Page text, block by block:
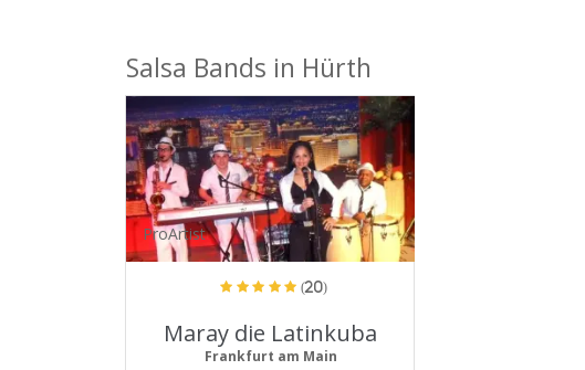
Salsa Bands in Hürth
ProArtist
(20)
Maray die Latinkuba
Frankfurt am Main